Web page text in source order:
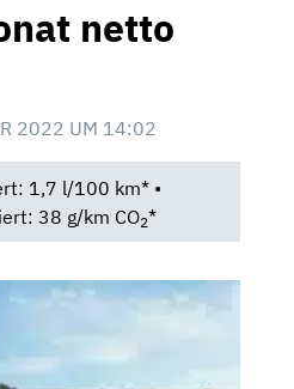
netto
2022 UM 14:02
1,7 l/100 km* •
38 g/km CO2*